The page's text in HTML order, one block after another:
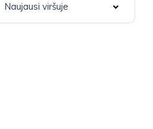
Naujausi viršuje